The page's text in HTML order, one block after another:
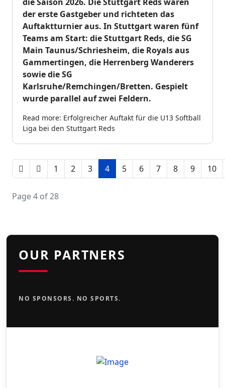
der erste Gastgeber und richteten das
Auftaktturnier aus. In Stuttgart waren fünf
Teams am Start: die Stuttgart Reds, die SG
Main Taunus/Schriesheim, die Royals aus
Gammertingen, die Herrenberg Wanderers
sowie die SG
Karlsruhe/Remchingen/Bretten. Gespielt
wurde parallel auf zwei Feldern.
Read more: Erfolgreicher Auftakt für die U13 Softball
Liga bei den Stuttgart Reds
1 2 3 4 5 6 7 8 9 10
Page 4 of 28
OUR PARTNERS
NO SPONSORS. NO SPORTS.